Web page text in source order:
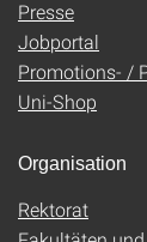
Presse
Jobportal
Promotions- /
Uni-Shop
Organisation
Rektorat